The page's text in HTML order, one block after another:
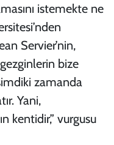
istemekte ne
Servier’nin,
bize
zamanda
Yani,
kentidir,” vurgusu